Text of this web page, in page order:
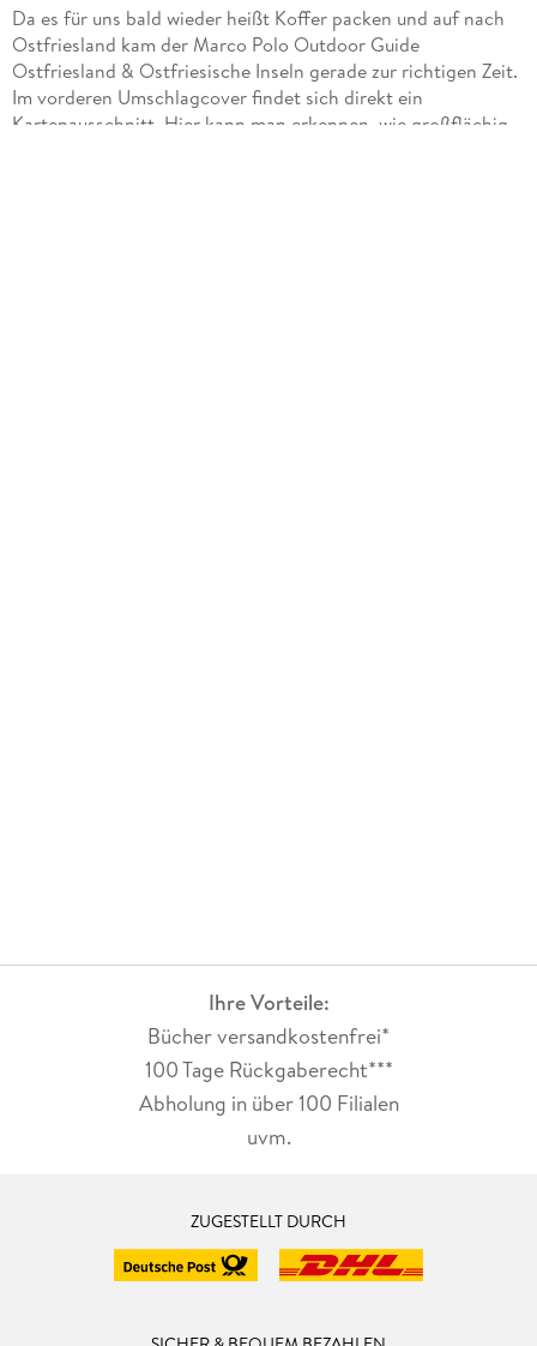
Da es für uns bald wieder heißt Koffer packen und auf nach
Ostfriesland kam der Marco Polo Outdoor Guide
Ostfriesland & Ostfriesische Inseln gerade zur richtigen Zeit.
Im vorderen Umschlagcover findet sich direkt ein
Kartenausschnitt. Hier kann man erkennen, wie großflächig
Ihre Vorteile:
Bücher versandkostenfrei*
100 Tage Rückgaberecht***
Abholung in über 100 Filialen
uvm.
ZUGESTELLT DURCH